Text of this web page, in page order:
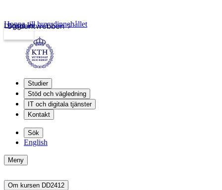
Studentwebben
Logga in
Hoppa till huvudinnehållet
Studier
Stöd och vägledning
IT och digitala tjänster
Kontakt
Sök
English
Meny
Om kursen DD2412